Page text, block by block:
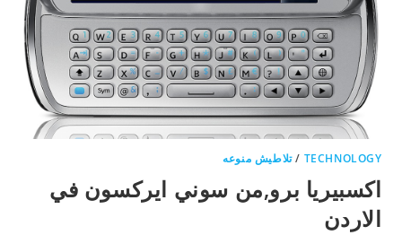
TECHNOLOGY
/تلاطيش منوعه
اكسبيريا برو,من سوني ايركسون في
الاردن